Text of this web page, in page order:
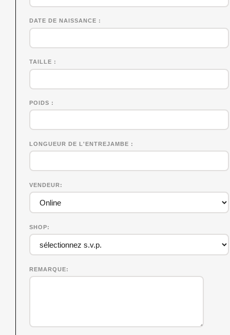
DATE DE NAISSANCE
TAILLE
POIDS
LONGUEUR DE L'ENTREJAMBE
VENDEUR
SHOP
REMARQUE